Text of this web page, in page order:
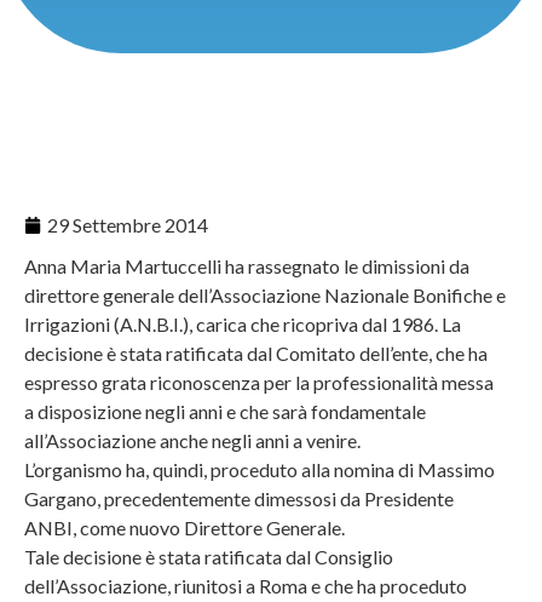
29 Settembre 2014
Anna Maria Martuccelli ha rassegnato le dimissioni da
direttore generale dell’Associazione Nazionale Bonifiche e
Irrigazioni (A.N.B.I.), carica che ricopriva dal 1986. La
decisione è stata ratificata dal Comitato dell’ente, che ha
espresso grata riconoscenza per la professionalità messa
a disposizione negli anni e che sarà fondamentale
all’Associazione anche negli anni a venire.
L’organismo ha, quindi, proceduto alla nomina di Massimo
Gargano, precedentemente dimessosi da Presidente
ANBI, come nuovo Direttore Generale.
Tale decisione è stata ratificata dal Consiglio
dell’Associazione, riunitosi a Roma e che ha proceduto